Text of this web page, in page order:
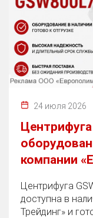
24 июля 2026
компании
Центрифуга
доступна в
Трейдинг» и